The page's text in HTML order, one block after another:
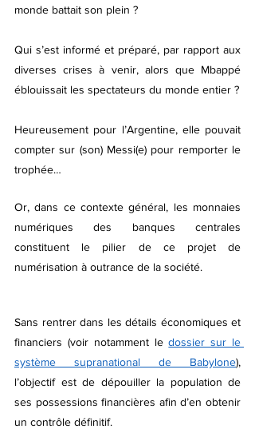
monde battait son plein ?
Qui s’est informé et préparé, par rapport aux
diverses crises à venir, alors que Mbappé
éblouissait les spectateurs du monde entier ?
Heureusement pour l’Argentine, elle pouvait
compter sur (son) Messi(e) pour remporter le
trophée…
Or, dans ce contexte général, les monnaies
numériques des banques centrales
constituent le pilier de ce projet de
numérisation à outrance de la société.
Sans rentrer dans les détails économiques et
financiers (voir notamment le dossier sur le
système supranational de Babylone),
l’objectif est de dépouiller la population de
ses possessions financières afin d’en obtenir
un contrôle définitif.